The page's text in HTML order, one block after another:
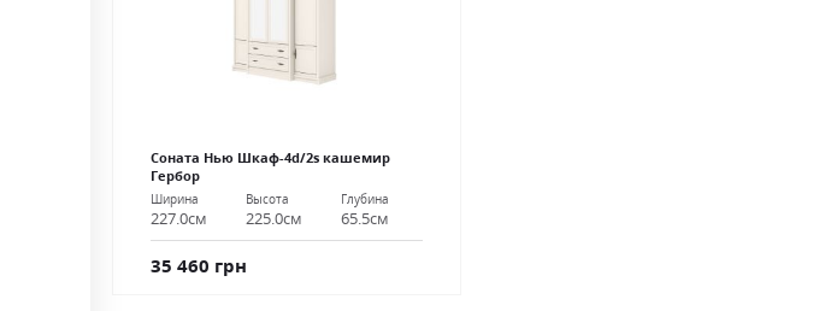
Соната Нью Шкаф-4d/2s кашемир
Гербор
Ширина
227.0см
Высота
225.0см
Глубина
65.5см
35 460 грн